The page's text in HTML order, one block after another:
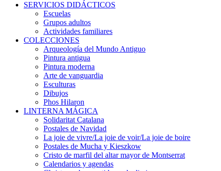
SERVICIOS DIDÁCTICOS
Escuelas
Grupos adultos
Actividades familiares
COLECCIONES
Arqueología del Mundo Antiguo
Pintura antigua
Pintura moderna
Arte de vanguardia
Esculturas
Dibujos
Phos Hilaron
LINTERNA MÁGICA
Solidaritat Catalana
Postales de Navidad
La joie de vivre/La joie de voir/La joie de boire
Postales de Mucha y Kieszkow
Cristo de marfil del altar mayor de Montserrat
Calendarios y agendas